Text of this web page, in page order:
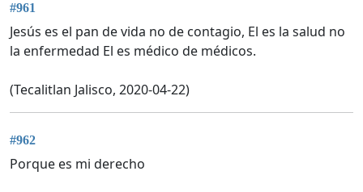
#961
Jesús es el pan de vida no de contagio, El es la salud no
la enfermedad El es médico de médicos.
(Tecalitlan Jalisco, 2020-04-22)
#962
Porque es mi derecho